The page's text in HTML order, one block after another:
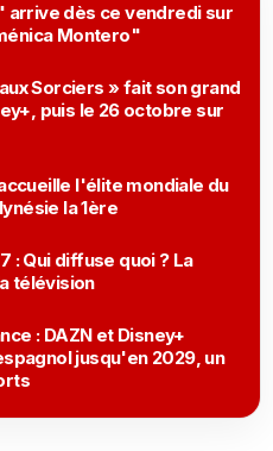
arrive dès ce vendredi sur
Montero"
Sorciers » fait son grand
puis le 26 octobre sur
l'élite mondiale du
la 1ère
: Qui diffuse quoi ? La
télévision
: DAZN et Disney+
jusqu'en 2029, un